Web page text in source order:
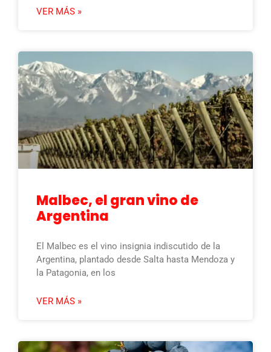
VER MÁS »
Malbec, el gran vino de
Argentina
El Malbec es el vino insignia indiscutido de la
Argentina, plantado desde Salta hasta Mendoza y
la Patagonia, en los
VER MÁS »